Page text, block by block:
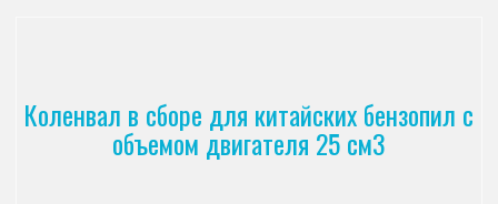
Коленвал в сборе для китайских бензопил с
объемом двигателя 25 см3